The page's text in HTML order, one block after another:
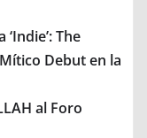
The
Debut en la
al Foro